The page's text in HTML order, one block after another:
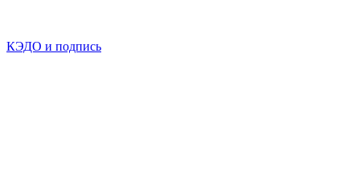
КЭДО и подпись